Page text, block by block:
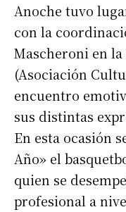
Anoche tuvo
con la
Mascheroni en la
(Asociación
encuentro
sus distintas
En esta ocasión
Año» el
quien se
profesional a